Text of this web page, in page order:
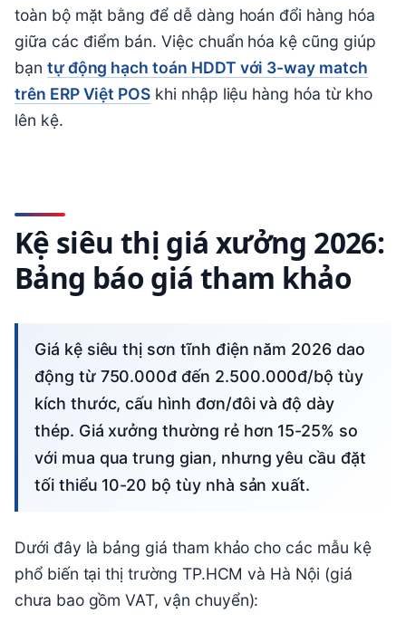
toàn bộ mặt bằng để dễ dàng hoán đổi hàng hóa
giữa các điểm bán. Việc chuẩn hóa kệ cũng giúp
bạn tự động hạch toán HDDT với 3-way match
trên ERP Việt POS khi nhập liệu hàng hóa từ kho
lên kệ.
Kệ siêu thị giá xưởng 2026:
Bảng báo giá tham khảo
Giá kệ siêu thị sơn tĩnh điện năm 2026 dao
động từ 750.000đ đến 2.500.000đ/bộ tùy
kích thước, cấu hình đơn/đôi và độ dày
thép. Giá xưởng thường rẻ hơn 15-25% so
với mua qua trung gian, nhưng yêu cầu đặt
tối thiểu 10-20 bộ tùy nhà sản xuất.
Dưới đây là bảng giá tham khảo cho các mẫu kệ
phổ biến tại thị trường TP.HCM và Hà Nội (giá
chưa bao gồm VAT, vận chuyển):